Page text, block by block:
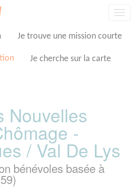
Je trouve une mission courte
Je cherche sur la carte
Nouvelles
-
/ Val De Lys
bénévoles basée à